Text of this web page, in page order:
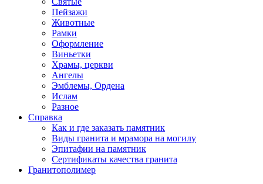
Пейзажи
Животные
Рамки
Оформление
Виньетки
Храмы, церкви
Ангелы
Эмблемы, Ордена
Ислам
Разное
Справка
Как и где заказать памятник
Виды гранита и мрамора на могилу
Эпитафии на памятник
Сертификаты качества гранита
Гранитополимер